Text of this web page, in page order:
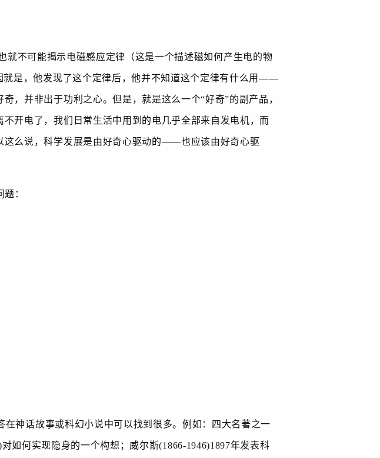
就不可能揭示电磁感应定律（这是一个描述磁如何产生电的物
就是，他发现了这个定律后，他并不知道这个定律有什么用——
，并非出于功利之心。但是，就是这么一个“好奇”的副产品，
开电了，我们日常生活中用到的电几乎全部来自发电机，而
么说，科学发展是由好奇心驱动的——也应该由好奇心驱
：
神话故事或科幻小说中可以找到很多。例如：四大名著之一
对如何实现隐身的一个构想；威尔斯(1866-1946)1897年发表科